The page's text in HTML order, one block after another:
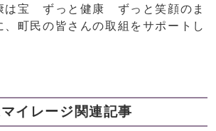
は宝 ずっと健康 ずっと笑顔のま
、町民の皆さんの取組をサポートし
イレージ関連記事